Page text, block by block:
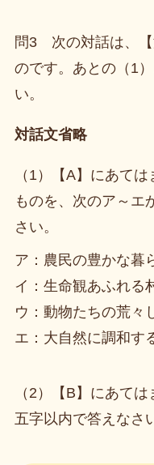
問3 次の対話は、【
のです。あとの（1
い。
対話文省略
（1）【A】にあて
ものを、次のア～エ
さい。
ア：農民の豊かな暮
イ：生命観あふれる
ウ：動物たちの荒々
エ：大自然に調和す
（2）【B】にあて
五字以内で答えなさ